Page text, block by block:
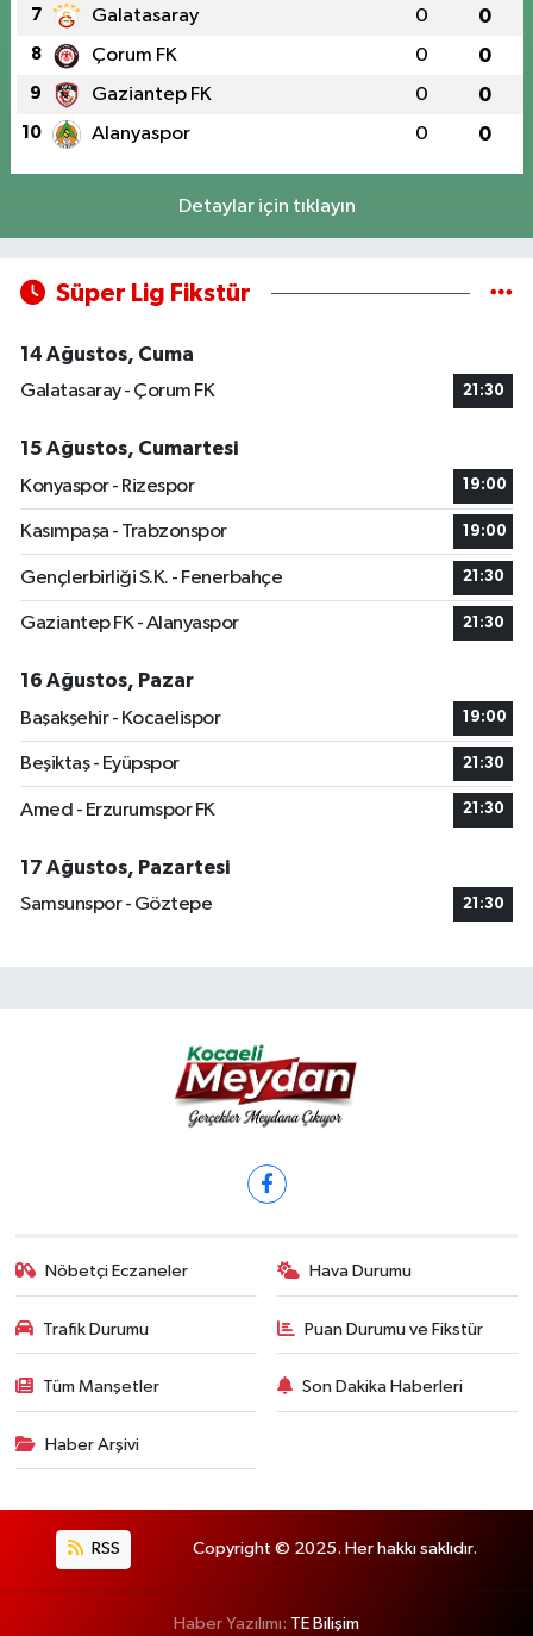
7 Galatasaray 0 0
8 Çorum FK 0 0
9 Gaziantep FK 0 0
10 Alanyaspor 0 0
Detaylar için tıklayın
Süper Lig Fikstür
14 Ağustos, Cuma
Galatasaray - Çorum FK
21:30
15 Ağustos, Cumartesi
Konyaspor - Rizespor
19:00
Kasımpaşa - Trabzonspor 19:00
Gençlerbirliği S.K. - Fenerbahçe 21:30
Gaziantep FK - Alanyaspor 21:30
16 Ağustos, Pazar
Başakşehir - Kocaelispor
19:00
Beşiktaş - Eyüpspor 21:30
Amed - Erzurumspor FK 21:30
17 Ağustos, Pazartesi
Samsunspor - Göztepe
21:30
Nöbetçi Eczaneler Hava Durumu
Trafik Durumu Puan Durumu ve Fikstür
Tüm Manşetler Son Dakika Haberleri
Haber Arşivi
RSS Copyright © 2025. Her hakkı saklıdır.
Haber Yazılımı: TE Bilişim